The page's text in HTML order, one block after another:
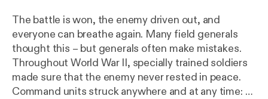
The battle is won, the enemy driven out, and
everyone can breathe again. Many field generals
thought this – but generals often make mistakes.
Throughout World War II, specially trained soldiers
made sure that the enemy never rested in peace.
Command units struck anywhere and at any time: a